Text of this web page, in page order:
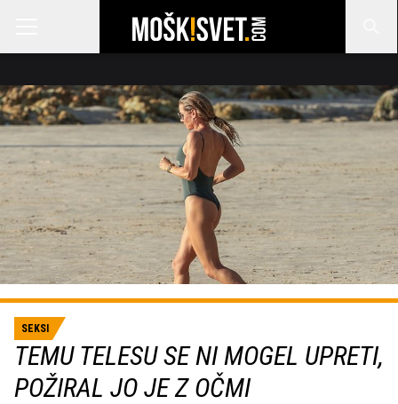
SEKSI
TEMU TELESU SE NI MOGEL UPRETI,
POŽIRAL JO JE Z OČMI